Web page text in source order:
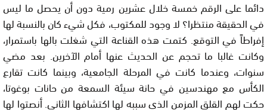
دائما على الرقم خمسة خلال عشرين رمية دون أن يحصل ما ليس
في الحقيقة منتظرا؟ لا وجود للمكتوب، فكل شيء كان بالنسبة لها
إفراطاً في التوقع. كتمت هذه القناعة التي شغلت بالها باستمرار،
وكانت غالبا ما تحجم عن الحديث عنها أمام الآخرين. بعد مضي
سنوات، وعندما كانت في المرحلة الجامعية، وبينما كانت تقارع
الكأس مع مهندسين في حانة سيئة السمعة من حانات بوغوتا،
حكت لهم القلق المزمن الذي سببه لها اكتشافها الثاني. أنصتوا لها